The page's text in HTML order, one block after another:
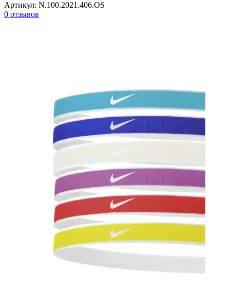
Артикул: N.100.2021.406.OS
0 отзывов